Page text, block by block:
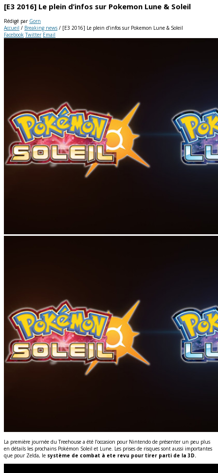
[E3 2016] Le plein d’infos sur Pokemon Lune & Soleil
Rédigé par Gorn
Accueil / Breaking news / [E3 2016] Le plein d’infos sur Pokemon Lune & Soleil
Facebook Twitter Email
La première journée du Treehouse a été l’occasion pour Nintendo de présenter un peu plus
en détails les prochains Pokémon Soleil et Lune. Les prises de risques sont aussi importantes
que pour Zelda, le système de combat à ete revu pour tirer parti de la 3D.